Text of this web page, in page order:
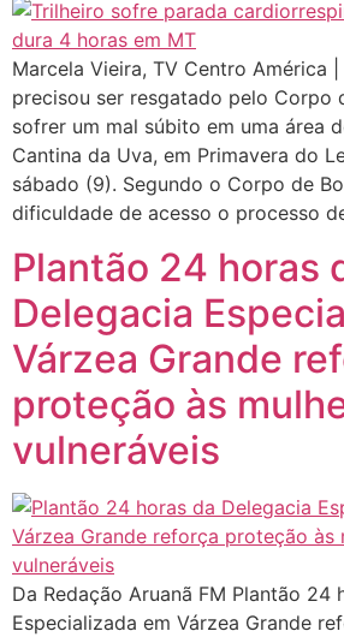
Marcela Vieira, TV Centro América
precisou ser resgatado pelo Corpo
sofrer um mal súbito em uma área
Cantina da Uva, em Primavera do
sábado (9). Segundo o Corpo de
dificuldade de acesso o processo
Plantão 24 horas
Delegacia
Várzea Grande
proteção às
vulneráveis
Da Redação Aruanã FM Plantão 24
Especializada em Várzea Grande